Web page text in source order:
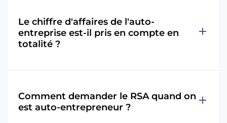
Le chiffre d'affaires de l'auto-
entreprise est-il pris en compte en
totalité ?
add
Comment demander le RSA quand on
est auto-entrepreneur ?
add